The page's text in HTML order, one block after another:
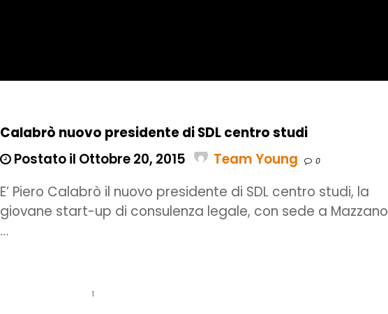
Calabrò nuovo presidente di SDL centro studi
Postato il Ottobre 20, 2015
Team Young 0
E’ Piero Calabrò il nuovo presidente di SDL centro studi, la
giovane start-up di consulenza legale, con sede a Mazzano
…
1